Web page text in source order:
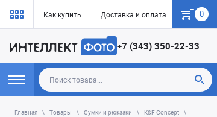
Как купить Доставка и оплата Гарантия
0
+7 (343) 350-22-33
Главная Товары Сумки и рюкзаки
K&F Concept